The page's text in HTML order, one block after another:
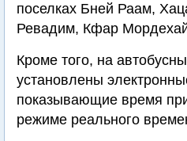
поселках Бней Раам,
Ревадим, Кфар
Кроме того, на
установлены
показывающие время
режиме реального